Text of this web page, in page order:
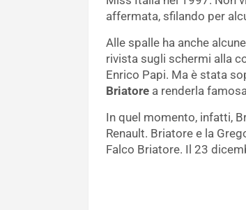
affermata, sfilando per
Alle spalle ha anche
rivista sugli schermi alla
Enrico Papi. Ma è stata
Briatore a renderla
In quel momento, infatti,
Renault. Briatore e la
Falco Briatore. Il 23